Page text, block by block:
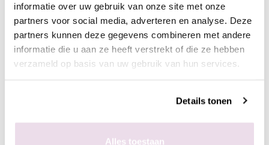
informatie over uw gebruik van onze site met onze
partners voor social media, adverteren en analyse. Deze
partners kunnen deze gegevens combineren met andere
informatie die u aan ze heeft verstrekt of die ze hebben
verzameld op basis van uw gebruik van hun services.
Details tonen
Alles toestaan
Be Jeweled Reflective
Gelpolish RGP12
€ 17,99
Be Jeweled Reflective
Gelpolish RGP28
€ 17,99
(€ 21,77 incl. btw)